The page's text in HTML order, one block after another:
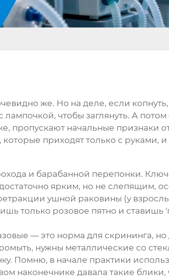
же. Но на деле, если
чтобы заглянуть. А потом
пропускают начальные признаки
приходят только с руками, и
и барабанной перепонки.
ярким, но не слепящим,
ушной раковины (у
только розовое пятно и
— это норма для скрининга, но
нужны металлические со
Помню, в начале практики
наконечнике давала такие